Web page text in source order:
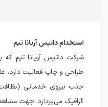
استخدام داتیس آریانا تیم
شرکت داتیس آریانا تیم
طراحی و چاپ فعالیت دارد،
جذب نیروی خدماتی
گرافیک می‌پردازد. جهت